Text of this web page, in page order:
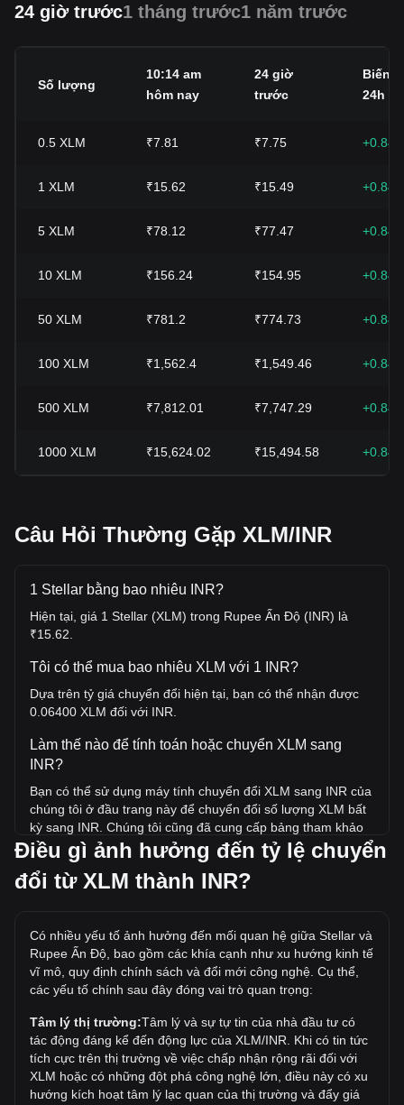
24 giờ trước1 tháng trước1 năm trước
Số lượng
10:14 am
hôm nay
24 giờ
trước
Biến
24h
0.5 XLM ₹7.81 ₹7.75
1 XLM ₹15.62 ₹15.49
5 XLM ₹78.12 ₹77.47
10 XLM ₹156.24 ₹154.95
50 XLM ₹781.2 ₹774.73
100 XLM ₹1,562.4 ₹1,549.46
500 XLM ₹7,812.01 ₹7,747.29
1000 XLM ₹15,624.02 ₹15,494.58
Câu Hỏi Thường Gặp XLM/INR
1 Stellar bằng bao nhiêu INR?
Hiện tại, giá 1 Stellar (XLM) trong Rupee Ấn Độ (INR) là
₹15.62.
Tôi có thể mua bao nhiêu XLM với 1 INR?
Dựa trên tỷ giá chuyển đổi hiện tại, bạn có thể nhận được
0.06400 XLM đối với INR.
Làm thế nào để tính toán hoặc chuyển XLM sang
INR?
Bạn có thể sử dụng máy tính chuyển đổi XLM sang INR của
chúng tôi ở đầu trang này để chuyển đổi số lượng XLM bất
kỳ sang INR. Chúng tôi cũng đã cung cấp bảng tham khảo
nhanh cho các giao dịch chuyển đổi phổ biến. Ví dụ: 5 INR
tương đương 0.3200 XLM, trong khi 5 XLM sẽ có giá
khoảng 78.12INR.
Giá ATH của 1 XLM tính theo INR là ₹89.38. Vẫn còn phải
xem liệu giá của 1 XLM/INR có vượt mức cao nhất mọi thời
đại hiện tại hay không.
Trong 7 ngày qua, tỷ giá chuyển đổi Stellar (XLM) đã giảm
4.32%. Trong tháng trước, tỷ giá chuyển đổi Stellar (XLM)
đã giảm 13.89% so với Rupee Ấn Độ (INR).
Điều gì ảnh hưởng đến tỷ lệ chuyển
đổi từ XLM thành INR?
Có nhiều yếu tố ảnh hưởng đến mối quan hệ giữa Stellar và
Rupee Ấn Độ, bao gồm các khía cạnh như xu hướng kinh tế
vĩ mô, quy định chính sách và đổi mới công nghệ. Cụ thể,
các yếu tố chính sau đây đóng vai trò quan trọng:
Tâm lý thị trường:Tâm lý và sự tự tin của nhà đầu tư có
tác động đáng kể đến động lực của XLM/INR. Khi có tin tức
tích cực trên thị trường về việc chấp nhận rộng rãi đối với
XLM hoặc có những đột phá công nghệ lớn, điều này có xu
hướng kích hoạt tâm lý lạc quan của thị trường và đẩy giá